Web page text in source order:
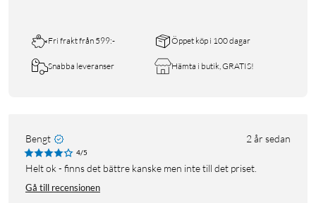
Fri frakt från 599:- Öppet köp i 100 dagar
Snabba leveranser Hämta i butik, GRATIS!
Bengt 2 år sedan
4/5
Helt ok - finns det bättre kanske men inte till det priset.
Gå till recensionen